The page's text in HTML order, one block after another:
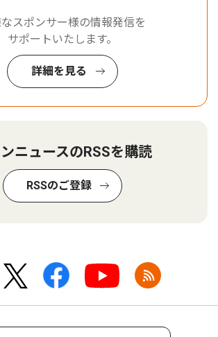
スポンサー様の情報発信を
サポートいたします。
詳細を見る
ニュースのRSSを購読
RSSのご登録